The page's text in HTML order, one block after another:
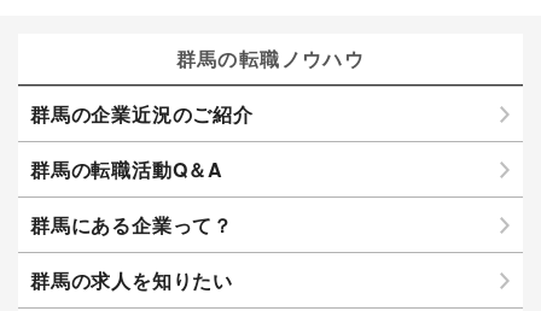
群馬の転職ノウハウ
群馬の企業近況のご紹介
群馬の転職活動Q＆A
群馬にある企業って？
群馬の求人を知りたい